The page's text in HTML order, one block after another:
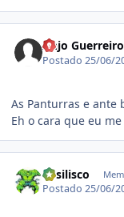
Anjo Guerreiro
Postado25/06/
As Panturras e ante
Eh o cara que eu
B4silisco
Postado25/06/